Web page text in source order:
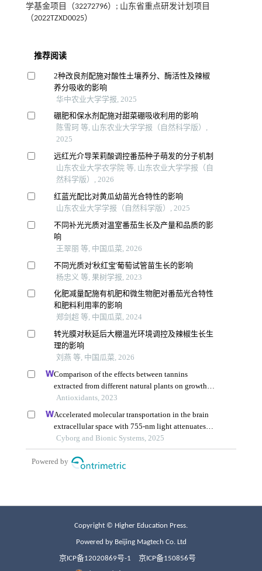
学基金项目（32272796）; 山东省重点研发计划项目
（2022TZXD0025）
Copyright © Higher Education Press.
Powered by Beijing Magtech Co. Ltd
京ICP备12020869号-1 京ICP备150856号